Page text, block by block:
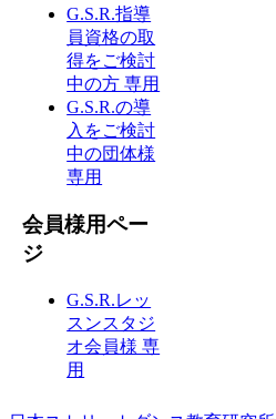
G.S.R.指導
員資格の取
得をご検討
中の方 専用
G.S.R.の導
入をご検討
中の団体様
専用
会員様用ペー
ジ
G.S.R.レッ
スンスタジ
オ会員様 専
用